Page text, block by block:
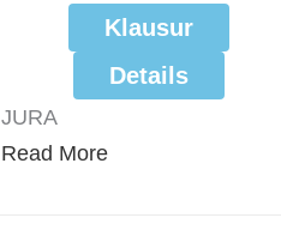
Klausur
Details
JURA
Read More